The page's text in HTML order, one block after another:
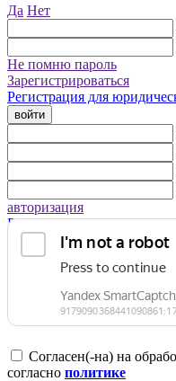
Да Нет
Не помню пароль
Зарегистрироваться
Регистрация для
войти
авторизация
Регистрация для
Согласен(-на) на
согласно политике